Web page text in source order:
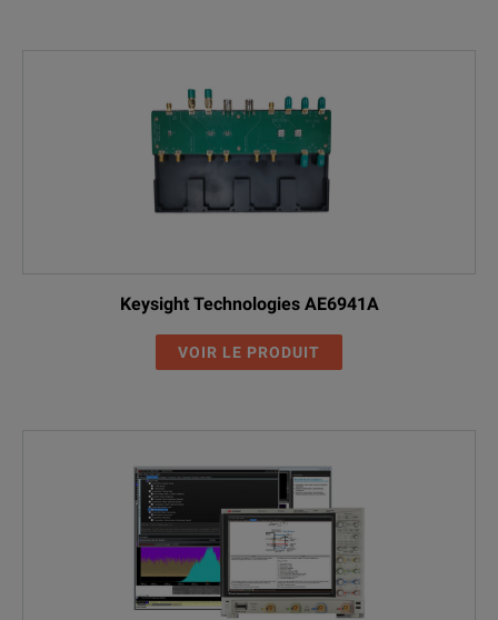
Keysight Technologies AE6941A
VOIR LE PRODUIT